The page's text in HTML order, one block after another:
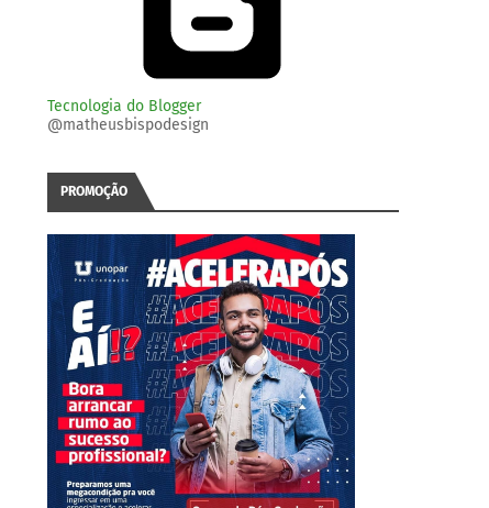
Tecnologia do Blogger
@matheusbispodesign
PROMOÇÃO